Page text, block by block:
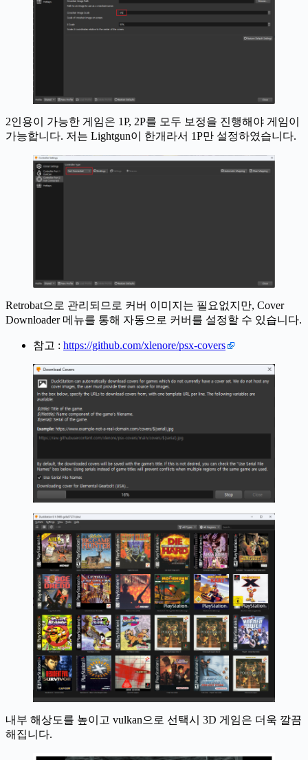
2인용이 가능한 게임은 1P, 2P를 모두 보정을 진행해야 게임이
가능합니다. 저는 Lightgun이 한개라서 1P만 설정하였습니다.
Retrobat으로 관리되므로 커버 이미지는 필요없지만, Cover
Downloader 메뉴를 통해 자동으로 커버를 설정할 수 있습니다.
참고 : https://github.com/xlenore/psx-covers
내부 해상도를 높이고 vulkan으로 선택시 3D 게임은 더욱 깔끔
해집니다.